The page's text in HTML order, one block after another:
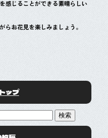
感じることができる素晴らしい
らお花見を楽しみましょう。
ップ